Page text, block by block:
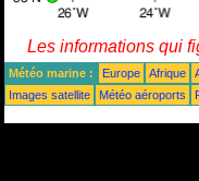
Les informations qui
Météo marine : Europe Afrique
Images satellite
Météo aéroports